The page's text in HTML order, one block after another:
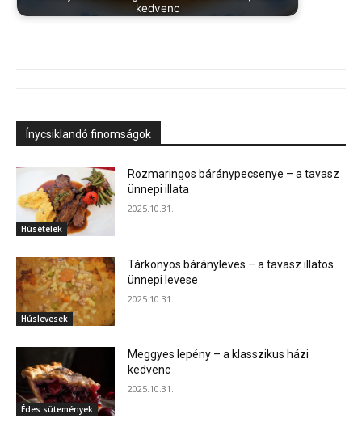
kedvenc
Ínycsiklandó finomságok
Húsételek
Rozmaringos báránypecsenye – a tavasz
ünnepi illata
2025.10.31.
Húslevesek
Tárkonyos bárányleves – a tavasz illatos
ünnepi levese
2025.10.31.
Édes sütemények
Meggyes lepény – a klasszikus házi
kedvenc
2025.10.31.